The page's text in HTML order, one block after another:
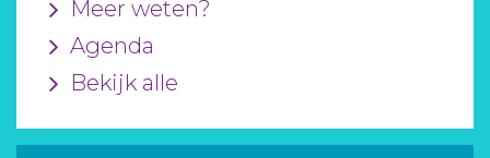
Meer weten?
Agenda
Bekijk alle